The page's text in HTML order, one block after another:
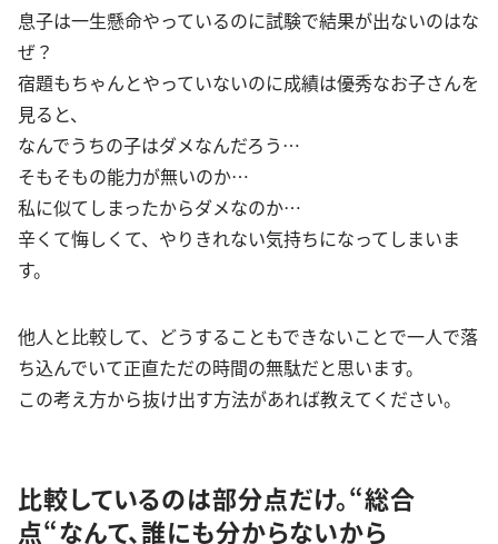
息子は一生懸命やっているのに試験で結果が出ないのはな
ぜ？
宿題もちゃんとやっていないのに成績は優秀なお子さんを
見ると、
なんでうちの子はダメなんだろう…
そもそもの能力が無いのか…
私に似てしまったからダメなのか…
辛くて悔しくて、やりきれない気持ちになってしまいま
す。
他人と比較して、どうすることもできないことで一人で落
ち込んでいて正直ただの時間の無駄だと思います。
この考え方から抜け出す方法があれば教えてください。
比較しているのは部分点だけ。“総合
点“なんて、誰にも分からないから